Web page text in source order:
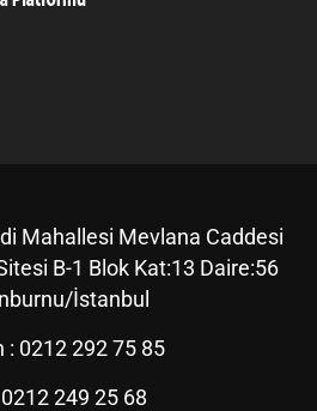
Mahallesi Mevlana Caddesi
B-1 Blok Kat:13 Daire:56
İstanbul
: 0212 292 75 85
0212 249 25 68